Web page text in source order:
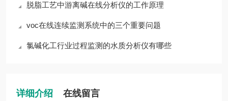
脱脂工艺中游离碱在线分析仪的工作原理
voc在线连续监测系统中的三个重要问题
氯碱化工行业过程监测的水质分析仪有哪些
详细介绍 在线留言